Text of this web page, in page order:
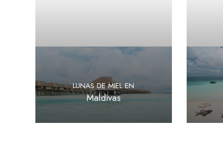
LUNAS DE MIEL EN
Maldivas